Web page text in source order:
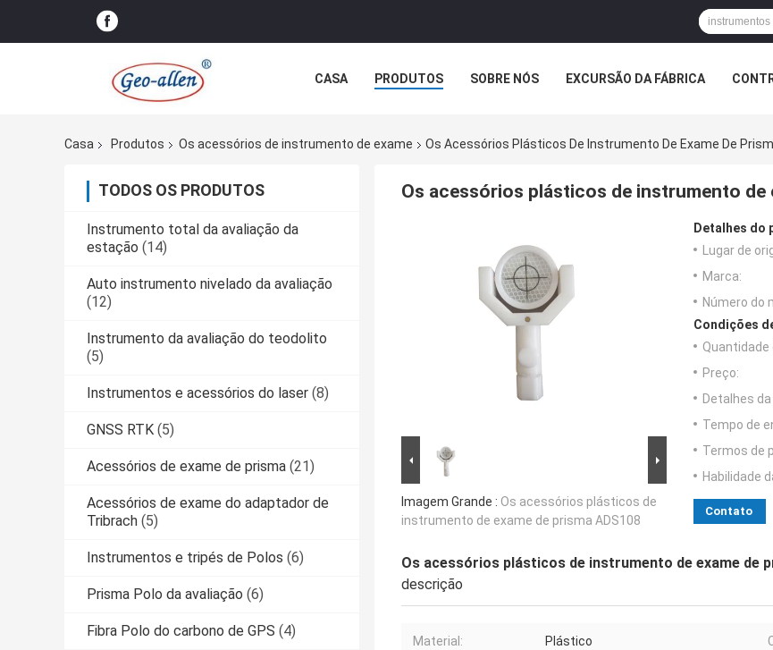
CASA PRODUTOS SOBRE NÓS EXCURSÃO DA FÁBRICA
Casa Produtos Os acessórios de instrumento de exame Os Acessórios Plásticos De Instrumento De Exame De
TODOS OS PRODUTOS
Instrumento total da avaliação da
estação (14)
Auto instrumento nivelado da avaliação
(12)
Instrumento da avaliação do teodolito
(5)
Instrumentos e acessórios do laser (8)
GNSS RTK (5)
Acessórios de exame de prisma (21)
Acessórios de exame do adaptador de
Tribrach (5)
Instrumentos e tripés de Polos (6)
Prisma Polo da avaliação (6)
Fibra Polo do carbono de GPS (4)
Os acessórios plásticos de instrumento de
Imagem Grande : Os acessórios plásticos de
instrumento de exame de prisma ADS108
Detalhes do
Lugar de
Marca:
Número do
Condições
Quantidade
Preço:
Detalhes
Tempo de
Termos de
Habilidade
Contato
Os acessórios plásticos de instrumento de exame de
descrição
Material: Plástico